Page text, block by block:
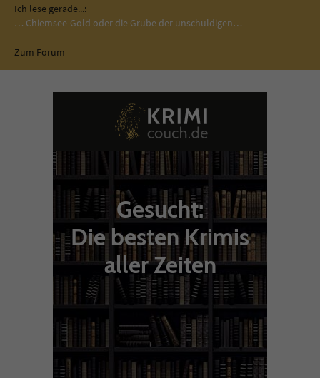
Ich lese gerade...:
… Chiemsee-Gold oder die Grube der unschuldigen…
Zum Forum
Gesucht:
Die besten Krimis
aller Zeiten